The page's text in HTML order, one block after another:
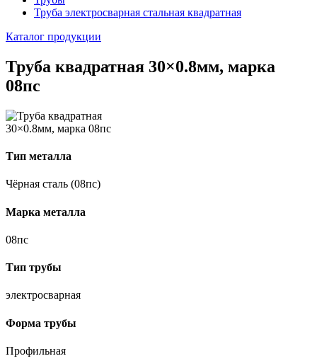
Труба электросварная стальная квадратная
Каталог продукции
Труба квадратная 30×0.8мм, марка
08пс
Тип металла
Чёрная сталь (08пс)
Марка металла
08пс
Тип трубы
электросварная
Форма трубы
Профильная